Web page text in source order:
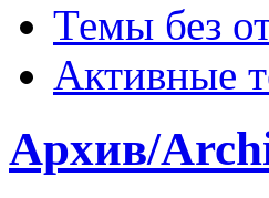
Темы без
Активные
Архив/